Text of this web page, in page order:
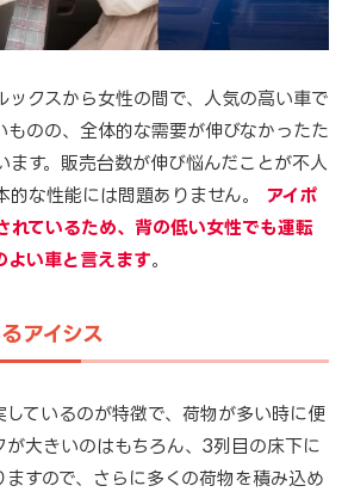
ックスから女性の間で、人気の高い車で
ものの、全体的な需要が伸びなかったた
ます。販売台数が伸び悩んだことが不人
的な性能には問題ありません。 アイポ
れているため、背の低い女性でも運転
よい車と言えます。
アイシス
しているのが特徴で、荷物が多い時に便
が大きいのはもちろん、3列目の床下に
ますので、さらに多くの荷物を積み込め